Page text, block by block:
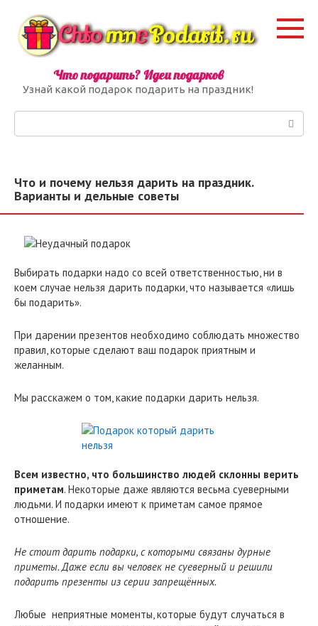
контенту
Что подарить? Идеи подарков
Узнай какой подарок подарить на праздник!
Что и почему нельзя дарить на праздник.
Варианты и дельные советы
Выбирать подарки надо со всей ответственностью, ни в
коем случае нельзя дарить подарки, что называется «лишь
бы подарить».
При дарении презентов необходимо соблюдать множество
правил, которые сделают ваш подарок приятным и
желанным.
Мы расскажем о том, какие подарки дарить нельзя.
Всем известно, что большинство людей склонны верить
приметам. Некоторые даже являются весьма суеверными
людьми. И подарки имеют к приметам самое прямое
отношение.
Не стоит дарить подарки, с которыми связаны дурные
приметы. Даже если вы человек не суеверный и решили
подарить презенты из серии запрещённых.
Любые неприятные моменты, которые будут случаться в